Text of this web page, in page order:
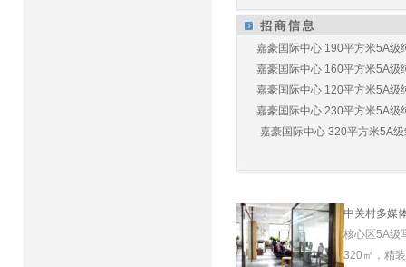
嘉豪国际中心 190平方米5A级
嘉豪国际中心 160平方米5A级
嘉豪国际中心 120平方米5A级
嘉豪国际中心 230平方米5A级
嘉豪国际中心 320平方米5A
中关村多媒
核心区5A级
320㎡，精